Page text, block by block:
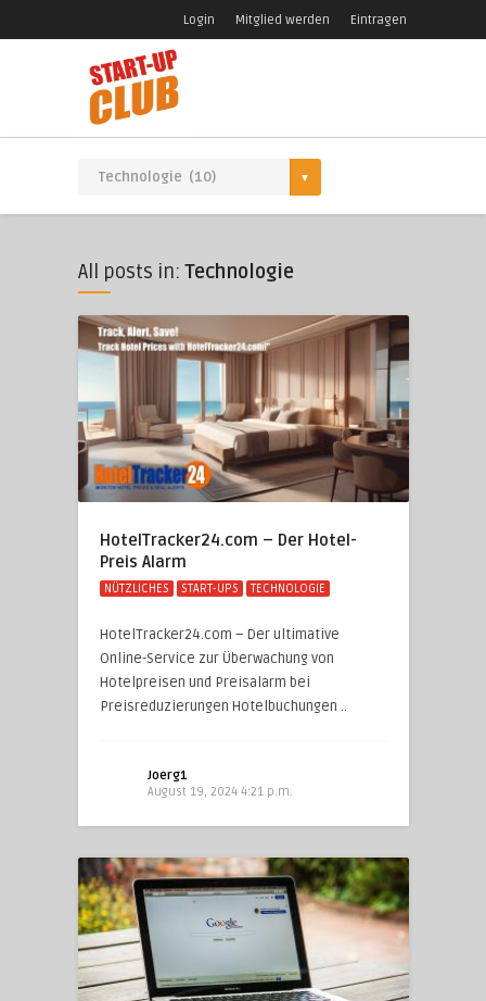
Login Mitglied werden Eintragen
All posts in: Technologie
HotelTracker24.com – Der Hotel-
Preis Alarm
NÜTZLICHES START-UPS TECHNOLOGIE
HotelTracker24.com – Der ultimative
Online-Service zur Überwachung von
Hotelpreisen und Preisalarm bei
Preisreduzierungen Hotelbuchungen ..
Joerg1
August 19, 2024 4:21 p.m.